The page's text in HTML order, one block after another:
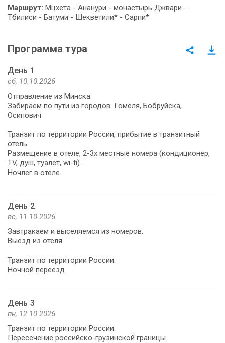
Маршрут: Мцхета - Ананури - монастырь Джвари -
Тбилиси - Батуми - Шекветили* - Сарпи*
Программа тура
День 1
сб, 10.10.2026
Отправление из Минска.
Забираем по пути из городов: Гомеля, Бобруйска,
Осипович.
Транзит по территории России, прибытие в транзитный
отель.
Размещение в отеле, 2-3х местные номера (кондиционер,
TV, душ, туалет, wi-fi).
Ночлег в отеле.
День 2
вс, 11.10.2026
Завтракаем и выселяемся из номеров.
Выезд из отеля.
Транзит по территории России.
Ночной переезд.
День 3
пн, 12.10.2026
Транзит по территории России.
Пересечение российско-грузинской границы.